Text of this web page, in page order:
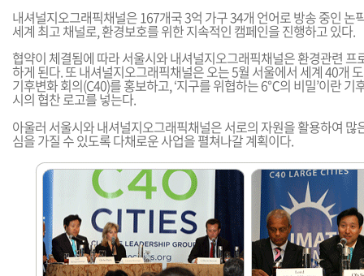
내셔널지오그래픽채널은 167개국 3억 가구 34개 언어로 방송 중인 논
세계 최고 채널로, 환경보호를 위한 지속적인 캠페인을 진행하고 있다.
협약이 체결됨에 따라 서울시와 내셔널지오그래픽채널은 환경관련 프
하게 된다. 또 내셔널지오그래픽채널은 오는 5월 서울에서 세계 40개
기후변화 회의(C40)를 홍보하고, ‘지구를 위협하는 6℃의 비밀’이란 기
시의 협찬 로고를 넣는다.
아울러 서울시와 내셔널지오그래픽채널은 서로의 자원을 활용하여 많
심을 가질 수 있도록 다채로운 사업을 펼쳐나갈 계획이다.